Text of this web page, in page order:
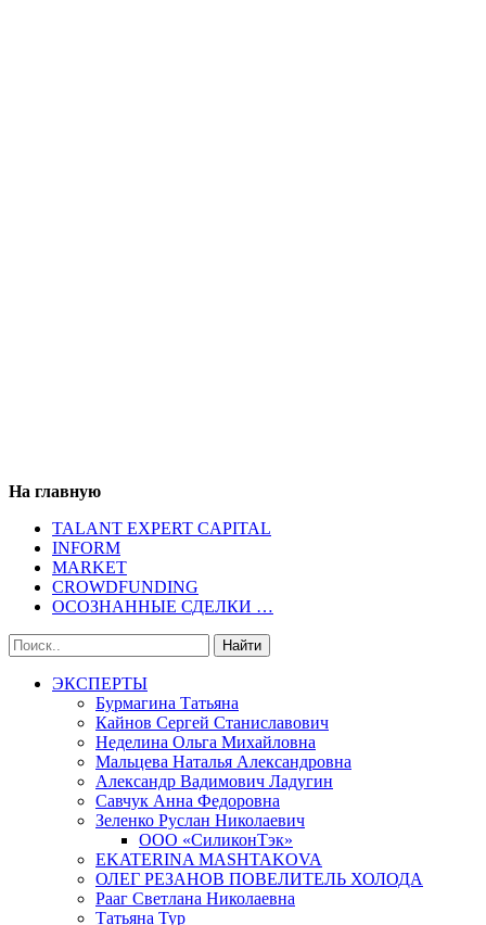
На главную
TALANT EXPERT CAPITAL
INFORM
MARKET
CROWDFUNDING
ОСОЗНАННЫЕ СДЕЛКИ …
ЭКСПЕРТЫ
Бурмагина Татьяна
Кайнов Сергей Станиславович
Неделина Ольга Михайловна
Мальцева Наталья Александровна
Александр Вадимович Ладугин
Савчук Анна Федоровна
Зеленко Руслан Николаевич
ООО «СиликонТэк»
EKATERINA MASHTAKOVA
ОЛЕГ РЕЗАНОВ ПОВЕЛИТЕЛЬ ХОЛОДА
Рааг Светлана Николаевна
Татьяна Тур